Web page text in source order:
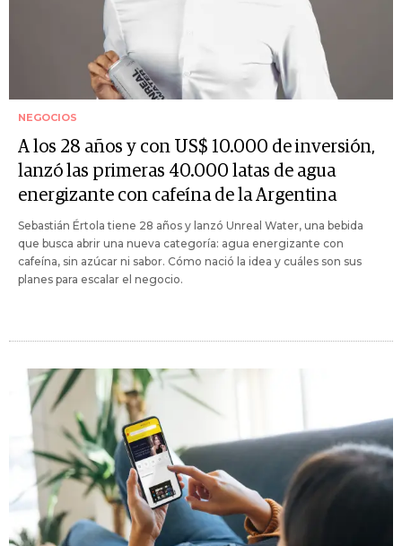
NEGOCIOS
A los 28 años y con US$ 10.000 de inversión,
lanzó las primeras 40.000 latas de agua
energizante con cafeína de la Argentina
Sebastián Értola tiene 28 años y lanzó Unreal Water, una bebida
que busca abrir una nueva categoría: agua energizante con
cafeína, sin azúcar ni sabor. Cómo nació la idea y cuáles son sus
planes para escalar el negocio.